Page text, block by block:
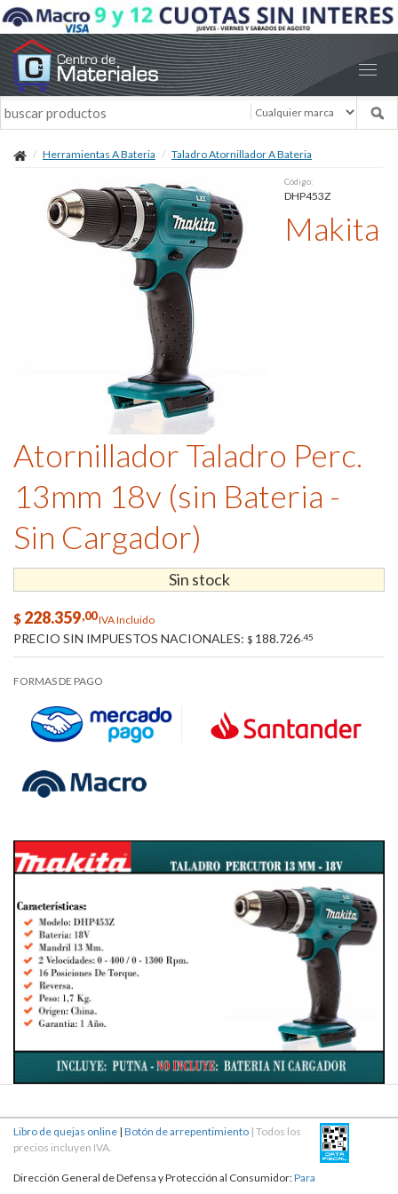
Herramientas A Bateria Taladro Atornillador A Bateria
Código:
DHP453Z
Makita
Atornillador Taladro Perc.
13mm 18v (sin Bateria -
Sin Cargador)
Sin stock
$ 228.359,00IVA Incluido
PRECIO SIN IMPUESTOS NACIONALES: $ 188.726 ,45
FORMAS DE PAGO
Libro de quejas online | Botón de arrepentimiento | Todos los
precios incluyen IVA.
Dirección General de Defensa y Protección al Consumidor:Para